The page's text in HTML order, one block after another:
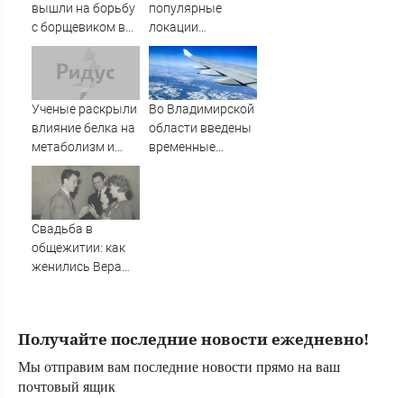
вышли на борьбу
с борщевиком в
Ленобласти
популярные
локации
фестиваля
«Псковские
каникулы»
Ученые раскрыли
влияние белка на
метаболизм и
процессы
старения
Во Владимирской
области введены
временные
Свадьба в
общежитии: как
женились Вера
студенческая
прожившая
Получайте последние новости ежедневно!
Мы отправим вам последние новости прямо на ваш
почтовый ящик